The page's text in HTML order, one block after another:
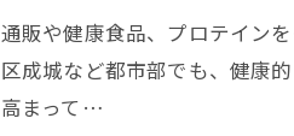
通販や健康食品、プロテイン
区成城など都市部でも、健康
高まって…